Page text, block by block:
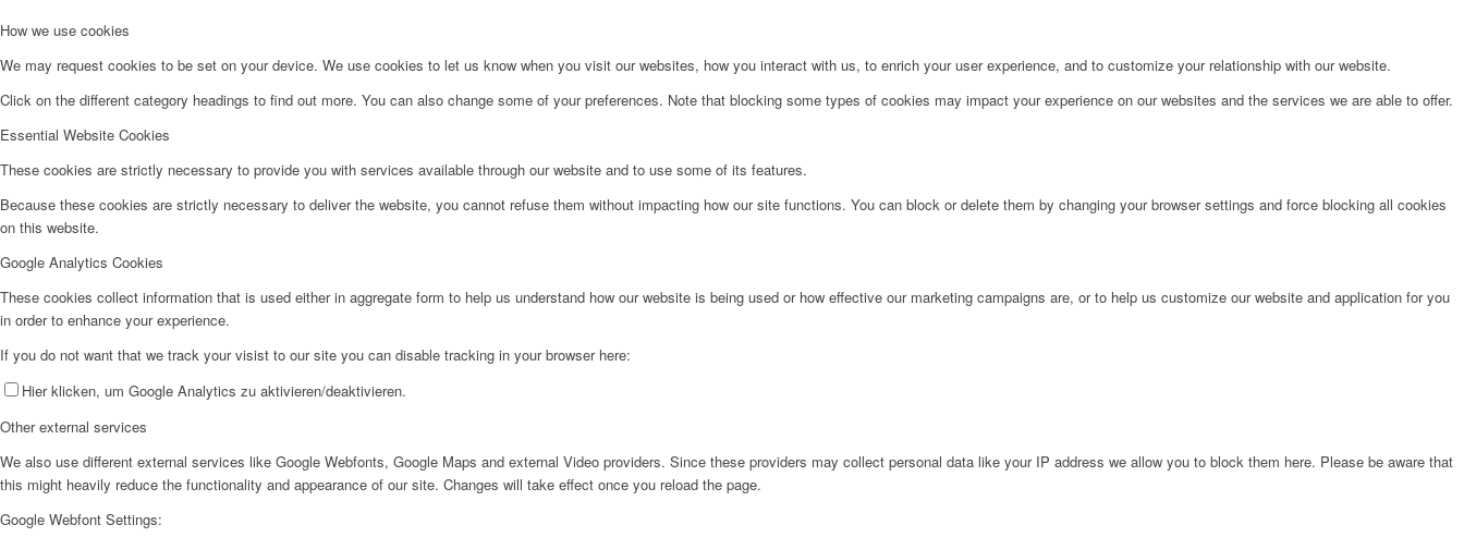
How we use cookies
We may request cookies to be set on your device. We use cookies to let us know when you visit our websites, how you interact with us, to enrich your user experience, and to customize your relationship with our website.
Click on the different category headings to find out more. You can also change some of your preferences. Note that blocking some types of cookies may impact your experience on our websites and the services we are able to offer.
Essential Website Cookies
These cookies are strictly necessary to provide you with services available through our website and to use some of its features.
Because these cookies are strictly necessary to deliver the website, you cannot refuse them without impacting how our site functions. You can block or delete them by changing your browser settings and force blocking all cookies
on this website.
Google Analytics Cookies
These cookies collect information that is used either in aggregate form to help us understand how our website is being used or how effective our marketing campaigns are, or to help us customize our website and application for you
in order to enhance your experience.
If you do not want that we track your visist to our site you can disable tracking in your browser here:
Hier klicken, um Google Analytics zu aktivieren/deaktivieren.
Other external services
We also use different external services like Google Webfonts, Google Maps and external Video providers. Since these providers may collect personal data like your IP address we allow you to block them here. Please be aware that
this might heavily reduce the functionality and appearance of our site. Changes will take effect once you reload the page.
Google Webfont Settings: